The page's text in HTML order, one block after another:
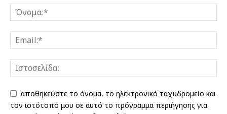
αποθηκεύστε το όνομα, το ηλεκτρονικό ταχυδρομείο και
τον ιστότοπό μου σε αυτό το πρόγραμμα περιήγησης για